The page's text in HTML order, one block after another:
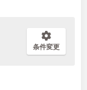
条件変更